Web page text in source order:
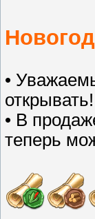
•
открывать!
• В
теперь